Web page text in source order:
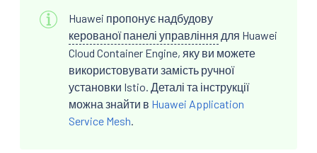
Huawei пропонує надбудову
керованої панелі управління для Huawei
Cloud Container Engine, яку ви можете
використовувати замість ручної
установки Istio. Деталі та інструкції
можна знайти в Huawei Application
Service Mesh